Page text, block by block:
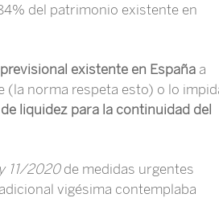
del patrimonio existente en
existente en Españaa
(la norma respeta esto) o lo
liquidez para la continuidad del
11/2020de medidas urgentes
vigésima contemplaba